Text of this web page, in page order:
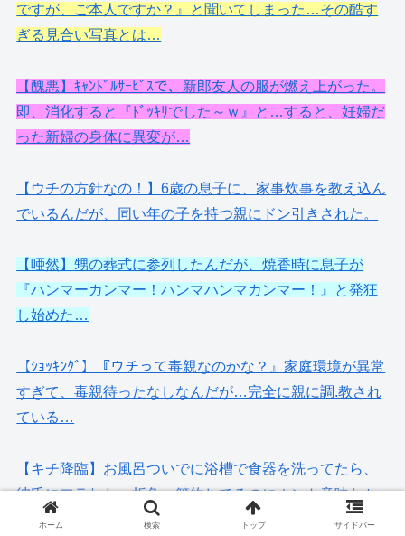
ですが、ご本人ですか？』と聞いてしまった…その酷す
ぎる見合い写真とは…
【醜悪】ｷｬﾝﾄﾞﾙｻｰﾋﾞｽで、新郎友人の服が燃え上がった。
即、消化すると『ﾄﾞｯｷﾘでした～ｗ』と…すると、妊婦だ
った新婦の身体に異変が…
【ウチの方針なの！】6歳の息子に、家事炊事を教え込ん
でいるんだが、同い年の子を持つ親にドン引きされた。
【唖然】甥の葬式に参列したんだが、焼香時に息子が
『ハンマーカンマー！ハンマハンマカンマー！』と発狂
し始めた…
【ｼｮｯｷﾝｸﾞ】『ウチって毒親なのかな？』家庭環境が異常
すぎて、毒親待ったなしなんだが…完全に親に調.教され
ている…
【キチ降臨】お風呂ついでに浴槽で食器を洗ってたら、
彼氏にフラれた。折角、節約してるのにホント意味わか
んない！！
ホーム 検索 トップ サイドバー